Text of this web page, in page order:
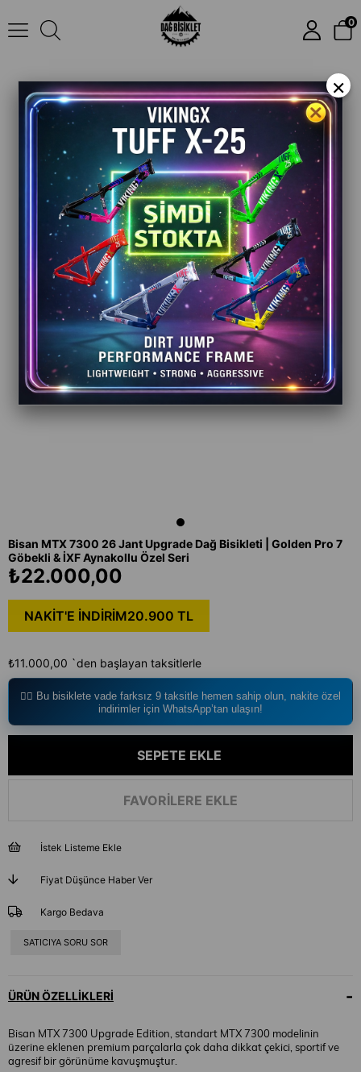
0
Bisan MTX 7300 26 Jant Upgrade Dağ Bisikleti | Golden Pro 7
Göbekli & İXF Aynakollu Özel Seri
₺22.000,00
NAKİT'E İNDİRİM20.900 TL
₺11.000,00 `den başlayan taksitlerle
🚴‍♂️ Bu bisiklete vade farksız 9 taksitle hemen sahip olun, nakite özel
indirimler için WhatsApp’tan ulaşın!
FAVORILERE EKLE
İstek Listeme Ekle
Fiyat Düşünce Haber Ver
Kargo Bedava
SATICIYA SORU SOR
ÜRÜN ÖZELLIKLERI
Bisan MTX 7300 Upgrade Edition, standart MTX 7300 modelinin
üzerine eklenen premium parçalarla çok daha dikkat çekici, sportif ve
agresif bir görünüme kavuşmuştur.
×